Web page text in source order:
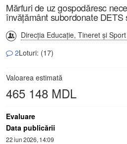
Mărfuri de uz gospodăresc
învățământ subordonate DETS
Direcţia Educaţie, Tineret şi
2Loturi: (17)
Valoarea estimată
465 148 MDL
Evaluare
Data publicării
22 iun 2026, 14:09